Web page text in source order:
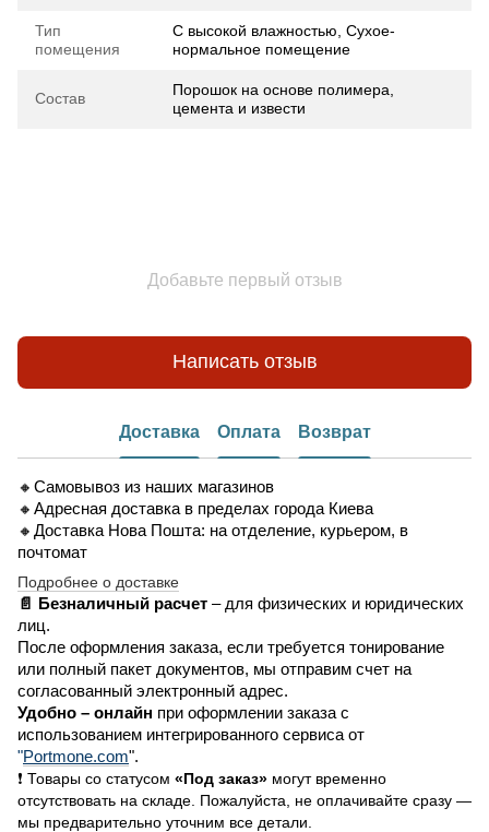
Тип
помещения
С высокой влажностью, Сухое-
нормальное помещение
Состав
Порошок на основе полимера,
цемента и извести
Добавьте первый отзыв
Написать отзыв
Доставка Оплата Возврат
🔸Самовывоз из наших магазинов
🔸Адресная доставка в пределах города Киева
🔸Доставка Нова Пошта: на отделение, курьером, в
почтомат
Подробнее о доставке
📄 Безналичный расчет – для физических и юридических
лиц.
После оформления заказа, если требуется тонирование
или полный пакет документов, мы отправим счет на
согласованный электронный адрес.
Удобно – онлайн при оформлении заказа с
использованием интегрированного сервиса от
"Portmone.com".
❗ Товары со статусом «Под заказ» могут временно
отсутствовать на складе. Пожалуйста, не оплачивайте сразу —
мы предварительно уточним все детали.